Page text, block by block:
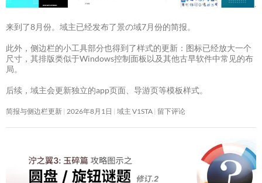
来到了8月份。域主已经发布了景の域7月份的简报。
此外，侧边栏的小工具部分也得到了样式的更新：图标已经放大一个
尺寸，其排版类似于Windows控制面板以及其他古早软件中常见的布
局。
后续，域主会更新独立的app页面、导游页等模板样式。
简报与侧边栏更新 2026年8月1日 域主 V1STA 留下评论